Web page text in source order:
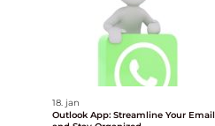
18. jan
Outlook App: Streamline Your Email